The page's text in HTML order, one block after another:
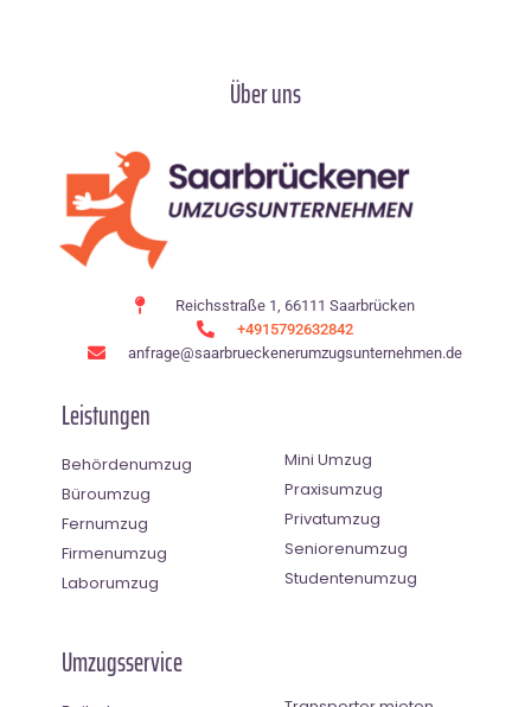
Über uns
Reichsstraße 1, 66111 Saarbrücken
+4915792632842
anfrage@saarbrueckenerumzugsunternehmen.de
Leistungen
Behördenumzug
Büroumzug
Fernumzug
Firmenumzug
Laborumzug
Mini Umzug
Praxisumzug
Privatumzug
Seniorenumzug
Studentenumzug
Umzugsservice